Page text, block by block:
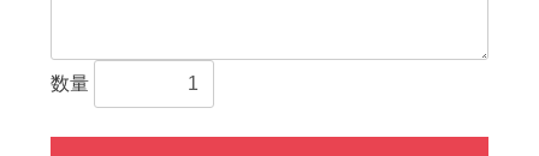
数量